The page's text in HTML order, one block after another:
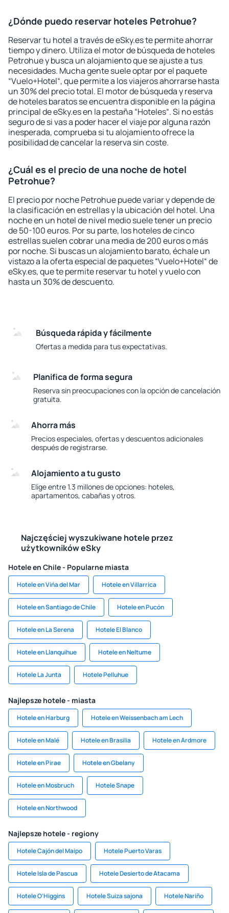
¿Dónde puedo reservar hoteles Petrohue?
Reservar tu hotel a través de eSky.es te permite ahorrar
tiempo y dinero. Utiliza el motor de búsqueda de hoteles
Petrohue y busca un alojamiento que se ajuste a tus
necesidades. Mucha gente suele optar por el paquete
“Vuelo+Hotel“, que permite a los viajeros ahorrarse hasta
un 30% del precio total. El motor de búsqueda y reserva
de hoteles baratos se encuentra disponible en la página
principal de eSky.es en la pestaña “Hoteles“. Si no estás
seguro de si vas a poder hacer el viaje por alguna razón
inesperada, comprueba si tu alojamiento ofrece la
posibilidad de cancelar la reserva sin coste.
¿Cuál es el precio de una noche de hotel
Petrohue?
El precio por noche Petrohue puede variar y depende de
la clasificación en estrellas y la ubicación del hotel. Una
noche en un hotel de nivel medio suele tener un precio
de 50-100 euros. Por su parte, los hoteles de cinco
estrellas suelen cobrar una media de 200 euros o más
por noche. Si buscas un alojamiento barato, échale un
vistazo a la oferta especial de paquetes “Vuelo+Hotel“ de
eSky.es, que te permite reservar tu hotel y vuelo con
hasta un 30% de descuento.
Búsqueda rápida y fácilmente
Ofertas a medida para tus expectativas.
Planifica de forma segura
Reserva sin preocupaciones con la opción de cancelación
gratuita.
Ahorra más
Precios especiales, ofertas y descuentos adicionales
después de registrarse.
Alojamiento a tu gusto
Elige entre 1.3 millones de opciones: hoteles,
apartamentos, cabañas y otros.
Najczęściej wyszukiwane hotele przez
użytkowników eSky
Hotele en Chile - Popularne miasta
Hotele en Vińa del Mar Hotele en Villarrica
Hotele en Santiago de Chile Hotele en Pucón
Hotele en La Serena Hotele El Blanco
Hotele en Llanquihue Hotele en Neltume
Hotele La Junta Hotele Pelluhue
Najlepsze hotele - miasta
Hotele en Harburg Hotele en Weissenbach am Lech
Hotele en Malé Hotele en Brasilia Hotele en Ardmore
Hotele en Pirae Hotele en Gbelany
Hotele en Mosbruch Hotele Snape
Hotele en Northwood
Najlepsze hotele - regiony
Hotele Cajón del Maipo Hotele Puerto Varas
Hotele Isla de Pascua Hotele Desierto de Atacama
Hotele O'Higgins Hotele Suiza sajona Hotele Nariño